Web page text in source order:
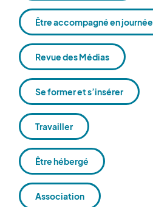
Être accompagné en journée
Revue des Médias
Se former et s’insérer
Travailler
Être hébergé
Association